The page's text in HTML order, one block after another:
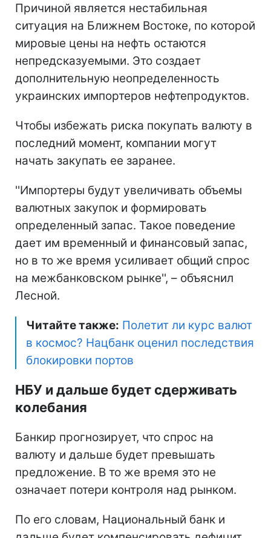
Причиной является нестабильная
ситуация на Ближнем Востоке, по которой
мировые цены на нефть остаются
непредсказуемыми. Это создает
дополнительную неопределенность
украинских импортеров нефтепродуктов.
Чтобы избежать риска покупать валюту в
последний момент, компании могут
начать закупать ее заранее.
''Импортеры будут увеличивать объемы
валютных закупок и формировать
определенный запас. Такое поведение
дает им временный и финансовый запас,
но в то же время усиливает общий спрос
на межбанковском рынке'', – объяснил
Лесной.
Читайте также: Полетит ли курс валют
в космос? Нацбанк оценил последствия
блокировки портов
НБУ и дальше будет сдерживать
колебания
Банкир прогнозирует, что спрос на
валюту и дальше будет превышать
предложение. В то же время это не
означает потери контроля над рынком.
По его словам, Национальный банк и